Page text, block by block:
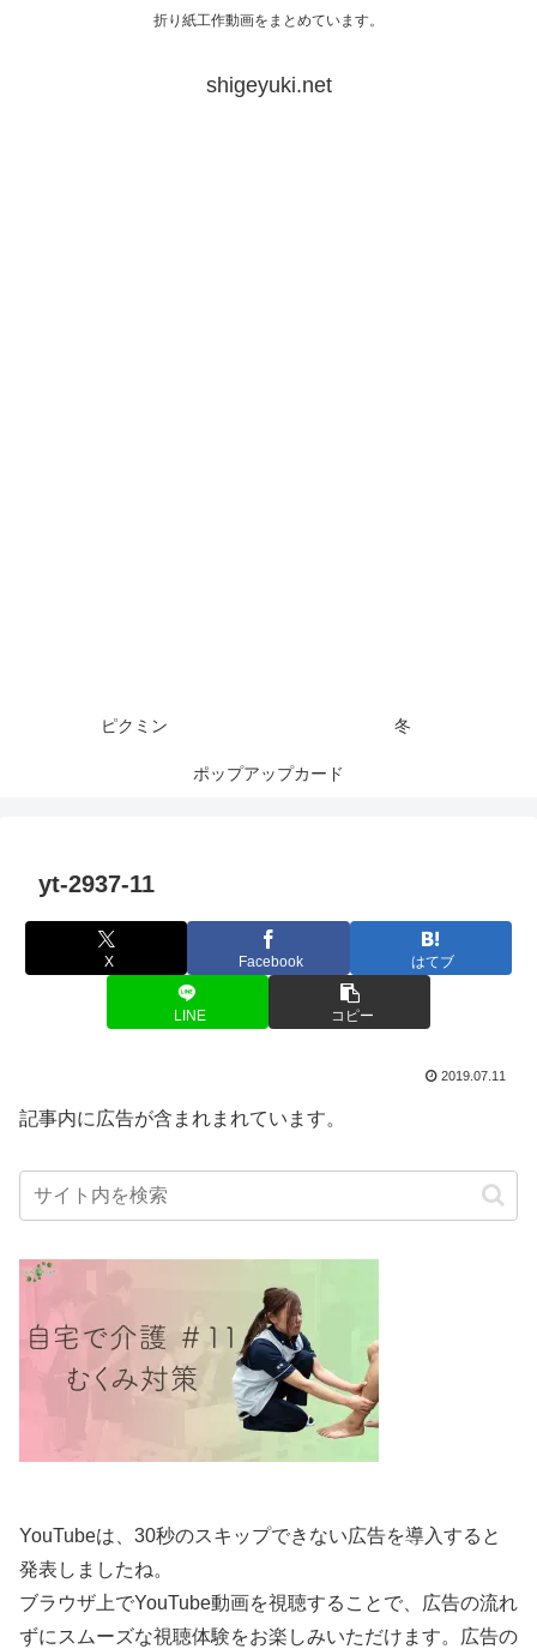
折り紙工作動画をまとめています。
shigeyuki.net
ピクミン 冬
ポップアップカード
yt-2937-11
X Facebook はてブ
LINE コピー
2019.07.11
記事内に広告が含まれまれています。
YouTubeは、30秒のスキップできない広告を導入すると
発表しましたね。
ブラウザ上でYouTube動画を視聴することで、広告の流れ
ずにスムーズな視聴体験をお楽しみいただけます。広告の